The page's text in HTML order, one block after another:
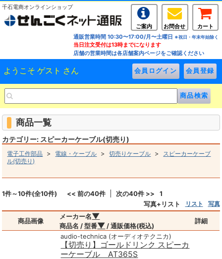
千石電商オンラインショップ
ご案内 お問合せ
カート
通販営業時間 10:30〜17:00/月〜土曜日 ※祝日・年末年始除く
当日注文受付は13時までになります
店舗の営業時間は各店舗案内ページをご確認ください
ようこそ ゲスト さん
商品一覧
カテゴリー: スピーカーケーブル(切売り)
電子工作部品 > 電線・ケーブル >切売りケーブル > スピーカーケーブ
ル(切売り)
1件～10件(全10件) << 前の40件 次の40件 >>
1
写真+リスト
リスト 写真
商品画像
メーカー名▼
商品名 / 型番▼ / 通販価格(税込)
詳細
audio-technica (オーディオテクニカ)
【切売り】ゴールドリンク スピーカ
ーケーブル AT365S